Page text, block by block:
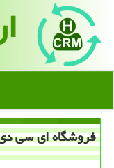
فروشگاه ای سی